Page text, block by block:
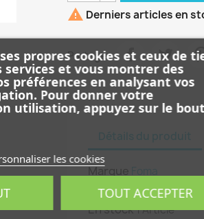
propres cookies et ceux de
et vous montrer des
préférences en analysant vos
Pour donner votre
utilisation, appuyez sur le
les cookies
TOUT ACCEPTER
 Derniers articles en
Partager
Marque
Référence29440
En stock1 Article